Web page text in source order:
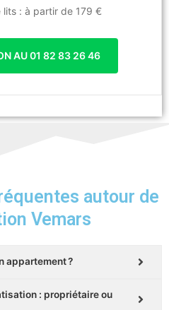
lits : à partir de 179 €
AU 01 82 83 26 46
autour de
Vemars
appartement ?
: propriétaire ou